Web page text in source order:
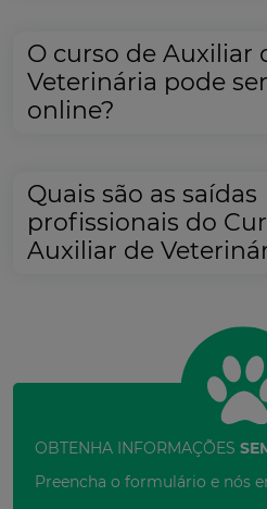
O curso de Auxiliar
Veterinária pode
online?
Quais são as saídas
profissionais do
Auxiliar de
OBTENHA INFORMAÇÕES
Preencha o formulário e nós